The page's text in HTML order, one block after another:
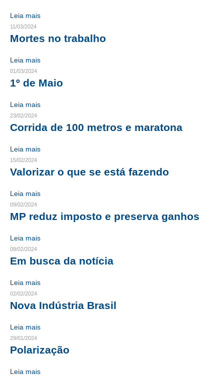
CRESCE BRASIL
CONSELHO TECNOLÓGICO
HISTÓRICO E ATUAÇÃO
COMPOSIÇÃO
PERSONALIDADES DA TECNOLOGIA
TRANSPARÊNCIA
CONSULTORIA
ACORDOS, CONVENÇÕES E DISSÍDIOS
CONTRIBUIÇÕES
CONTRIBUIÇÃO ASSISTENCIAL
CONTRIBUIÇÃO ASSOCIATIVA OU ANUIDADE DE SÓCIO
CONTRIBUIÇÃO SINDICAL URBANA
REVISÃO DE APOSENTADORIA
Leia mais
11/03/2024
Mortes no trabalho
Leia mais
01/03/2024
1º de Maio
Leia mais
23/02/2024
Corrida de 100 metros e maratona
Leia mais
15/02/2024
Valorizar o que se está fazendo
Leia mais
09/02/2024
MP reduz imposto e preserva ganhos
Leia mais
09/02/2024
Em busca da notícia
Leia mais
02/02/2024
Nova Indústria Brasil
Leia mais
29/01/2024
Polarização
Leia mais